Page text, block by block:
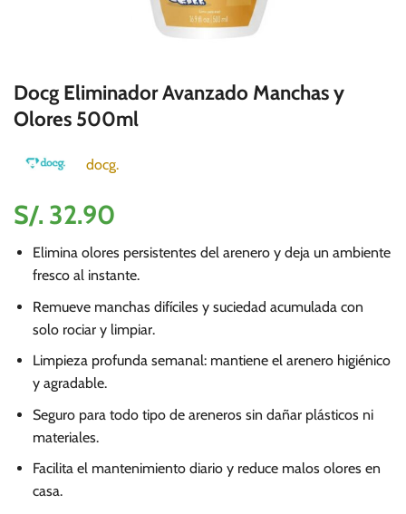
Docg Eliminador Avanzado Manchas y
Olores 500ml
docg.
S/. 32.90
Elimina olores persistentes del arenero y deja un ambiente
fresco al instante.
Remueve manchas difíciles y suciedad acumulada con
solo rociar y limpiar.
Limpieza profunda semanal: mantiene el arenero higiénico
y agradable.
Seguro para todo tipo de areneros sin dañar plásticos ni
materiales.
Facilita el mantenimiento diario y reduce malos olores en
casa.